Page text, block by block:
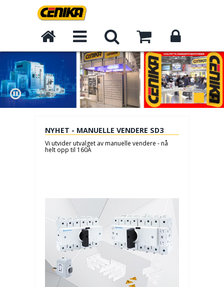
NYHET - MANUELLE VENDERE SD3
Vi utvider utvalget av manuelle vendere - nå
helt opp til 160A